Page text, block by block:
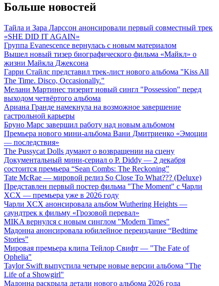
Больше новостей
Тайла и Зара Ларссон анонсировали первый совместный трек
«SHE DID IT AGAIN»
Группа Evanescence вернулась с новым материалом
Вышел новый тизер биографического фильма «Майкл» о
жизни Майкла Джексона
Гарри Стайлс представил трек-лист нового альбома "Kiss All
The Time. Disco, Occasionally."
Мелани Мартинес тизерит новый сингл "Possession" перед
выходом четвёртого альбома
Ариана Гранде намекнула на возможное завершение
гастрольной карьеры
Бруно Марс завершил работу над новым альбомом
Премьера нового мини-альбома Вани Дмитриенко «Эмоции
— последствия»
The Pussycat Dolls думают о возвращении на сцену
Документальный мини-сериал о P. Diddy — 2 декабря
состоится премьера “Sean Combs: The Reckoning”
Tate McRae — мировой релиз So Close To What??? (Deluxe)
Представлен первый постер фильма "The Moment" с Чарли
XCX — премьера уже в 2026 году
Чарли XCX анонсировала альбом Wuthering Heights —
саундтрек к фильму «Грозовой перевал»
MIKA вернулся с новым синглом "Modern Times"
Мадонна анонсировала юбилейное переиздание “Bedtime
Stories”
Мировая премьера клипа Тейлор Свифт — "The Fate of
Ophelia"
Taylor Swift выпустила четыре новые версии альбома "The
Life of a Showgirl"
Мадонна раскрыла детали нового альбома 2026 года